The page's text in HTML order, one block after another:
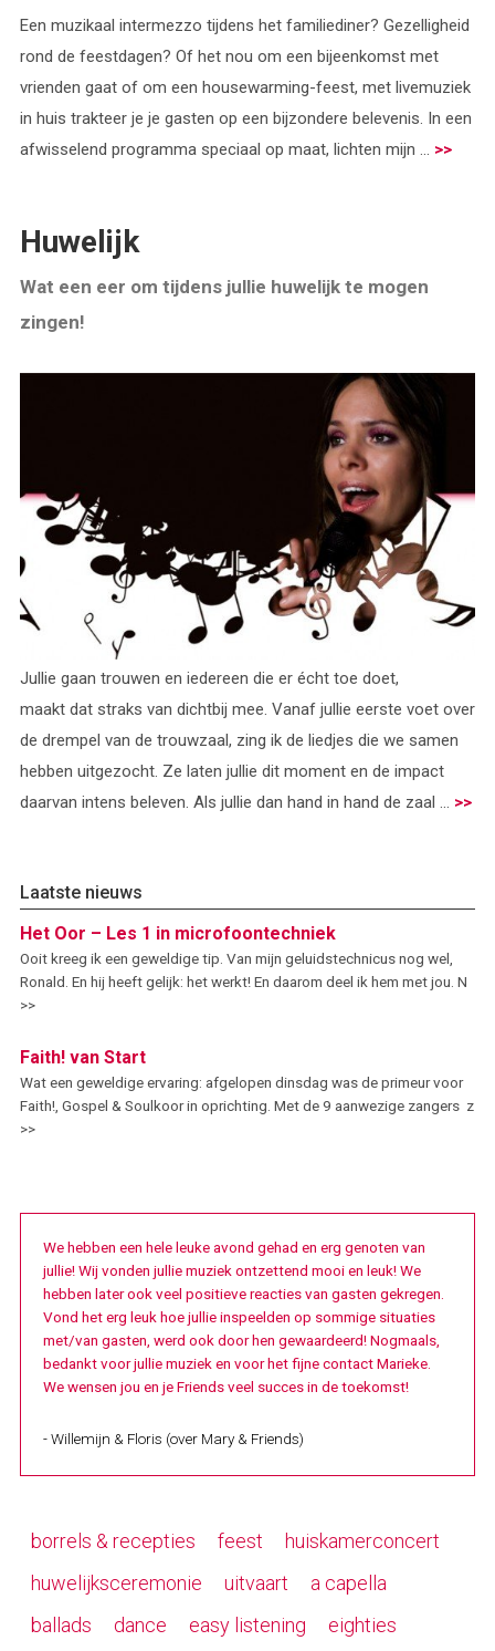
Een muzikaal intermezzo tijdens het familiediner? Gezelligheid
rond de feestdagen? Of het nou om een bijeenkomst met
vrienden gaat of om een housewarming-feest, met livemuziek
in huis trakteer je je gasten op een bijzondere belevenis. In een
afwisselend programma speciaal op maat, lichten mijn ... >>
Huwelijk
Wat een eer om tijdens jullie huwelijk te mogen
zingen!
Jullie gaan trouwen en iedereen die er écht toe doet,
maakt dat straks van dichtbij mee. Vanaf jullie eerste voet over
de drempel van de trouwzaal, zing ik de liedjes die we samen
hebben uitgezocht. Ze laten jullie dit moment en de impact
daarvan intens beleven. Als jullie dan hand in hand de zaal ... >>
Laatste nieuws
Het Oor – Les 1 in microfoontechniek
Ooit kreeg ik een geweldige tip. Van mijn geluidstechnicus nog wel,
Ronald. En hij heeft gelijk: het werkt! En daarom deel ik hem met jou. N
>>
Faith! van Start
Wat een geweldige ervaring: afgelopen dinsdag was de primeur voor
Faith!, Gospel & Soulkoor in oprichting. Met de 9 aanwezige zangers z
>>
We hebben een hele leuke avond gehad en erg genoten van
jullie! Wij vonden jullie muziek ontzettend mooi en leuk! We
hebben later ook veel positieve reacties van gasten gekregen.
Vond het erg leuk hoe jullie inspeelden op sommige situaties
met/van gasten, werd ook door hen gewaardeerd! Nogmaals,
bedankt voor jullie muziek en voor het fijne contact Marieke.
We wensen jou en je Friends veel succes in de toekomst!
- Willemijn & Floris (over Mary & Friends)
borrels & recepties feest
huiskamerconcert
huwelijksceremonie
uitvaart
a capella
ballads
dance easy listening
eighties